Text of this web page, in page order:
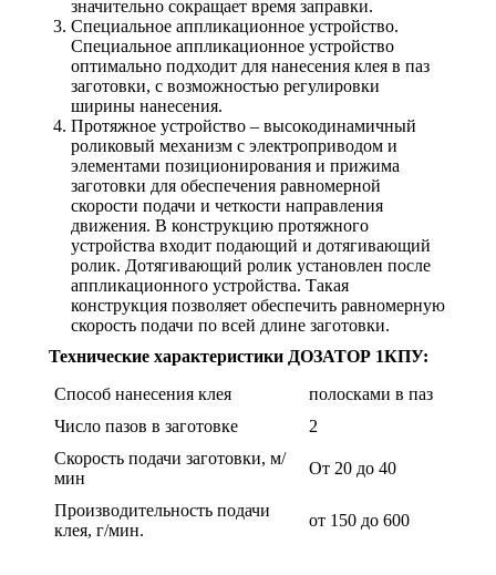
значительно сокращает время заправки.
Специальное аппликационное устройство.
Специальное аппликационное устройство
оптимально подходит для нанесения клея в паз
заготовки, с возможностью регулировки
ширины нанесения.
Протяжное устройство – высокодинамичный
роликовый механизм с электроприводом и
элементами позиционирования и прижима
заготовки для обеспечения равномерной
скорости подачи и четкости направления
движения. В конструкцию протяжного
устройства входит подающий и дотягивающий
ролик. Дотягивающий ролик установлен после
аппликационного устройства. Такая
конструкция позволяет обеспечить равномерную
скорость подачи по всей длине заготовки.
Технические характеристики ДОЗАТОР 1КПУ:
Способ нанесения клея
полосками в паз
Число пазов в заготовке
2
Скорость подачи заготовки, м/
мин
От 20 до 40
Производительность подачи
клея, г/мин.
от 150 до 600